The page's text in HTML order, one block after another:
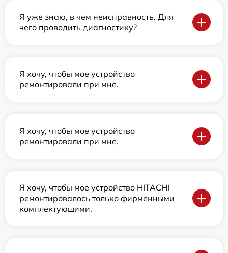
Я уже знаю, в чем неисправность. Для
чего проводить диагностику?
Я хочу, чтобы мое устройство
ремонтировали при мне.
Я хочу, чтобы мое устройство
ремонтировали при мне.
Я хочу, чтобы мое устройство HITACHI
ремонтировалось только фирменными
комплектующими.